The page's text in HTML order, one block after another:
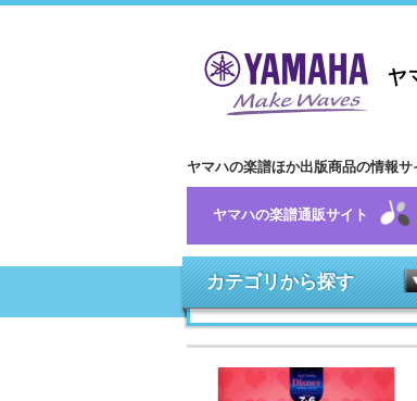
ヤマハの楽譜ほか出版商品の情報サ
ヤマハの楽譜通販サイト
カテゴリから探す